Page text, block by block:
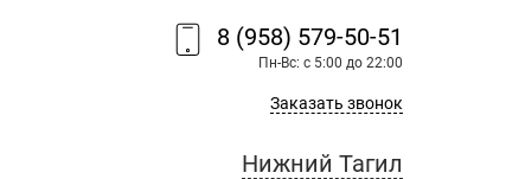
8 (958) 579-50-51
Пн-Вс: с 5:00 до 22:00
Заказать звонок
Нижний Тагил